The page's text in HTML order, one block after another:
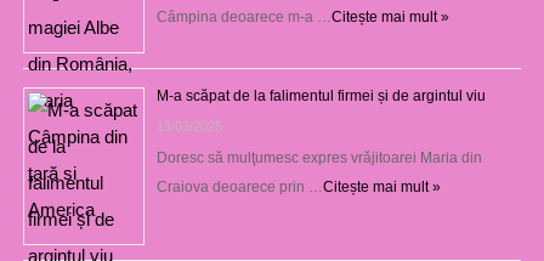
Câmpina deoarece m-a … Citește mai mult »
M-a scăpat de la falimentul firmei și de argintul viu
13/03/2025
Doresc să mulţumesc expres vrăjitoarei Maria din
Craiova deoarece prin … Citește mai mult »